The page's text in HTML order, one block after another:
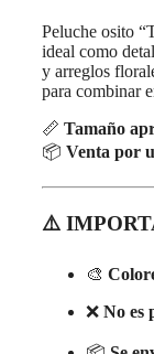
Peluche osito
ideal como
y arreglos
para combinar
📏 Tamaño
📦 Venta por
⚠️
🎨
❌ No es